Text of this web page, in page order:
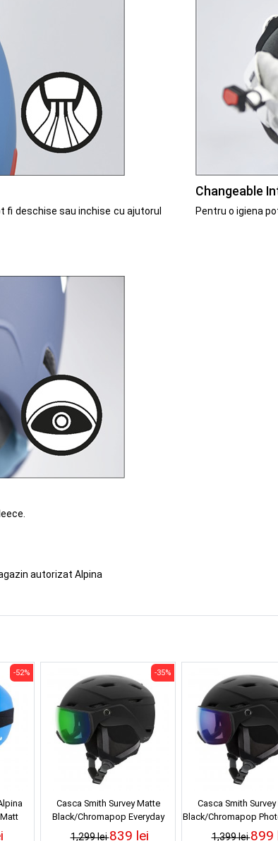
fi deschise sau inchise cu ajutorul
Changeable
Pentru o igiena
autorizat Alpina
-52%
Casca Smith Survey Matte
Black/Chromapop Everyday
Green Mirror
1,299 lei
-35%
839 lei
Casca Smith
Black/Chromapop
Rose Flash
1,399 lei899